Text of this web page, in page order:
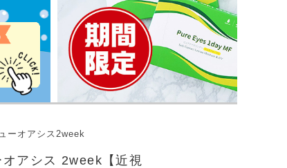
ーオアシス2week
アシス 2week【近視